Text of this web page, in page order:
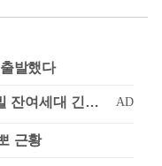
발했다
근황